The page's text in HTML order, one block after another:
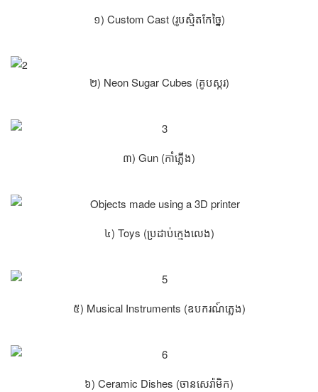
១) Custom Cast (រូបស្មិតកែច្នៃ)
២) Neon Sugar Cubes (គូបស្ករ)
៣) Gun (កាំភ្លើង)
៤) Toys (ប្រដាប់ក្មេងលេង)
៥) Musical Instruments (ឧបករណ៍ភ្លេង)
៦) Ceramic Dishes (ចានសេរ៉ាមិក)